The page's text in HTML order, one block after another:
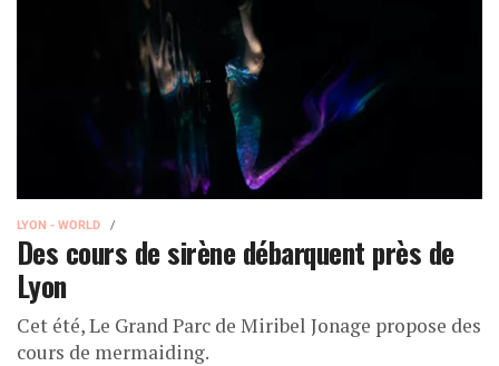
LYON - WORLD
Des cours de sirène débarquent près de
Lyon
Cet été, Le Grand Parc de Miribel Jonage propose des
cours de mermaiding.